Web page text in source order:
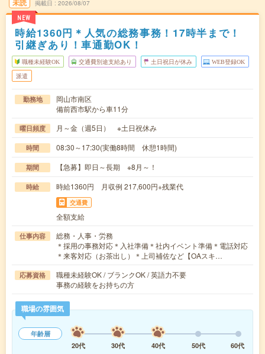
未読
NEW
掲載日 2026/08/07
時給1360円＊人気の総務事務！17時半まで！
引継ぎあり！車通勤OK！
職種未経験OK 交通費別途支給あり 土日祝日が休み WEB登録OK
派遣
勤務地
岡山市南区
備前西市駅から車11分
曜日頻度 月～金（週5日） ※土日祝休み
時間 08:30～17:30(実働8時間 休憩1時間)
期間 【急募】即日～長期 ※8月～！
時給 時給1360円 月収例 217,600円+残業代
交通費
全額支給
仕事内容
総務・人事・労務
＊採用の事務対応＊入社準備＊社内イベント準備＊電話対応
＊来客対応（お茶出し）＊上司補佐など【OAスキ…
応募資格
職種未経験OK / ブランクOK / 英語力不要
事務の経験をお持ちの方
職場の雰囲気
年齢層
20代
30代 40代 50代
60代